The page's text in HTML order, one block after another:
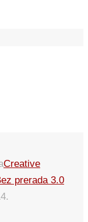
Creative
prerada 3.0